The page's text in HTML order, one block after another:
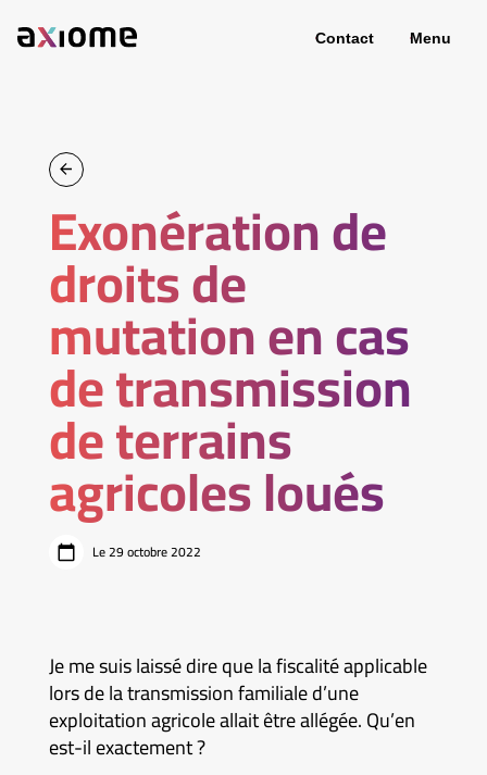
Contact Menu
Exonération de
droits de
mutation en cas
de transmission
de terrains
agricoles loués
Le 29 octobre 2022
Je me suis laissé dire que la fiscalité applicable
lors de la transmission familiale d’une
exploitation agricole allait être allégée. Qu’en
est-il exactement ?